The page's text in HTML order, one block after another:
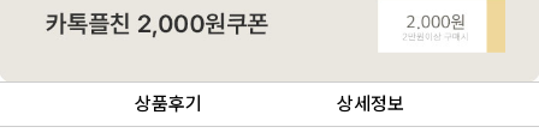
상품후기 상세정보